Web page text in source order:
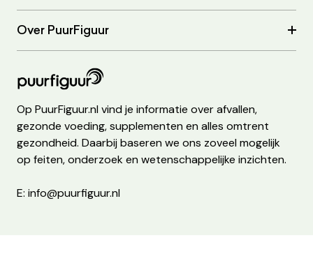
Over PuurFiguur
Op PuurFiguur.nl vind je informatie over afvallen,
gezonde voeding, supplementen en alles omtrent
gezondheid. Daarbij baseren we ons zoveel mogelijk
op feiten, onderzoek en wetenschappelijke inzichten.
E: info@puurfiguur.nl